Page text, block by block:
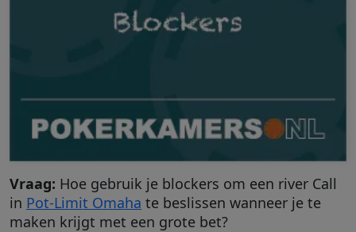
Vraag: Hoe gebruik je blockers om een river Call
in Pot-Limit Omaha te beslissen wanneer je te
maken krijgt met een grote bet?